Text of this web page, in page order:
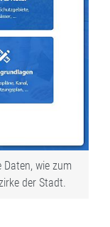
wie zum
der Stadt.